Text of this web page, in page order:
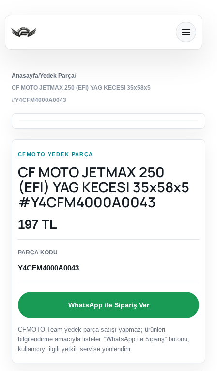
Anasayfa/Yedek Parça/
CF MOTO JETMAX 250 (EFI) YAG KECESI 35x58x5
#Y4CFM4000A0043
CFMOTO YEDEK PARÇA
CF MOTO JETMAX 250
(EFI) YAG KECESI 35x58x5
#Y4CFM4000A0043
197 TL
PARÇA KODU
Y4CFM4000A0043
WhatsApp ile Sipariş Ver
CFMOTO Team yedek parça satışı yapmaz; ürünleri
bilgilendirme amacıyla listeler. “WhatsApp ile Sipariş” butonu,
kullanıcıyı ilgili yetkili servise yönlendirir.